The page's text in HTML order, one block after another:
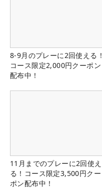
8-9月のプレーに2回使える！
コース限定2,000円クーポン
配布中！
11月までのプレーに2回使え
る！コース限定3,500円クー
ポン配布中！